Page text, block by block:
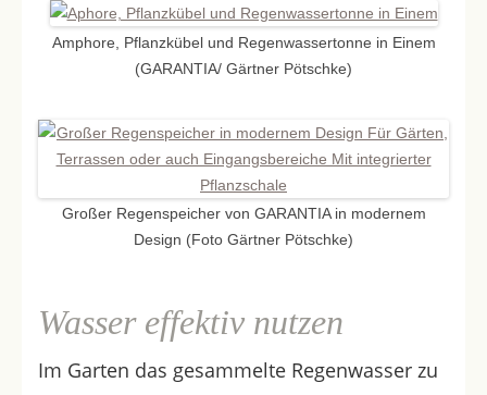
Amphore, Pflanzkübel und Regenwassertonne in Einem
(GARANTIA/ Gärtner Pötschke)
Großer Regenspeicher von GARANTIA in modernem
Design (Foto Gärtner Pötschke)
Wasser effektiv nutzen
Im Garten das gesammelte Regenwasser zu